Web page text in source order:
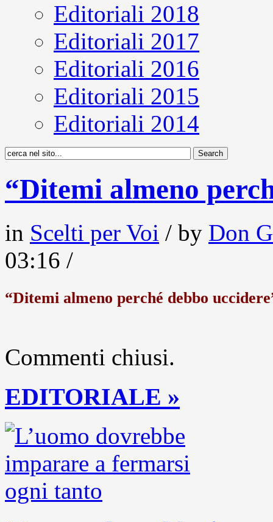
Editoriali 2018
Editoriali 2017
Editoriali 2016
Editoriali 2015
Editoriali 2014
“Ditemi almeno
in Scelti per Voi / by Don
03:16 /
“Ditemi almeno perché debbo
Commenti chiusi.
EDITORIALE »